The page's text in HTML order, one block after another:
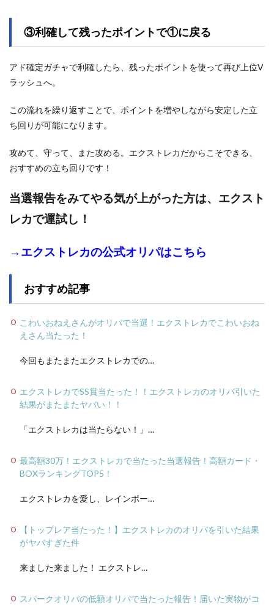
③利確して残ったポイントで①に戻る
アド確定ガチャで利確したら、残ったポイントを使って再び上位V
ラッシュへ。
この流れを繰り返すことで、ポイントを増やしながら安定した立
ち回りが可能になります。
攻めて、守って、また攻める。エクストレカだからこそできる、
おすすめの立ち回りです！
当選報告をみてやる気が上がった方は、エクスト
レカで運試し！
→ エクストレカの公式オリパはこちら
おすすめ記事
こわいおねえさんがオリパで当選！エクストレカでこわいおね
えさん当たった！
今回もまたまたエクストレカでの…
エクストレカでSS賞当たった！！エクストレカのオリパ引いた
結果がまたまたヤバい！！
「エクストレカは当たらない！」…
最高額30万！エクストレカで当たった当選報告！高額カード・
BOXランキングTOP5！
エクストレカを愛し、レインボー…
【トップレア当たった！】エクストレカのオリパを引いた結果
がヤバすぎた件
来ました来ました！ エクストレ…
スパークオリパの低額オリパで当たった報告！届いた実物がコ